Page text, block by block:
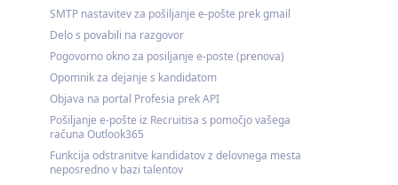
SMTP nastavitev za pošiljanje e-pošte prek gmail
Delo s povabili na razgovor
Pogovorno okno za posiljanje e-poste (prenova)
Opomnik za dejanje s kandidatom
Objava na portal Profesia prek API
Pošiljanje e-pošte iz Recruitisa s pomočjo vašega
računa Outlook365
Funkcija odstranitve kandidatov z delovnega mesta
neposredno v bazi talentov